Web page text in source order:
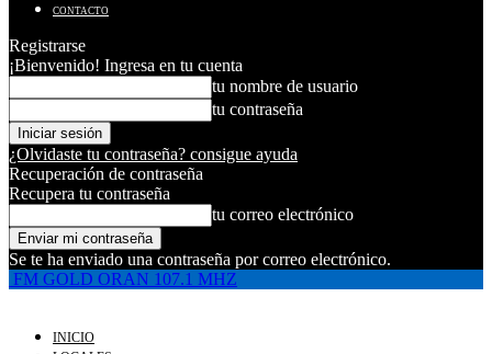
CONTACTO
Registrarse
¡Bienvenido! Ingresa en tu cuenta
tu nombre de usuario
tu contraseña
¿Olvidaste tu contraseña? consigue ayuda
Recuperación de contraseña
Recupera tu contraseña
tu correo electrónico
Se te ha enviado una contraseña por correo electrónico.
FM GOLD ORAN 107.1 MHZ
INICIO